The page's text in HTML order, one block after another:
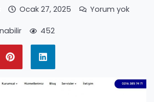
Ocak 27, 2025 Yorum yok
452